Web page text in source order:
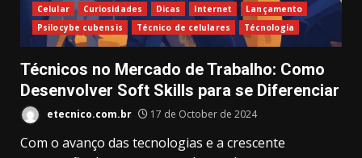
Celular Curiosidades Dicas Internet
Lançamento
Psilocybe cubensis
Técnico de celulares Técnologia
Técnicos no Mercado de Trabalho: Como
Desenvolver Soft Skills para se Diferenciar
etecnico.com.br 17 de October de 2024
Com o avanço das tecnologias e a crescente